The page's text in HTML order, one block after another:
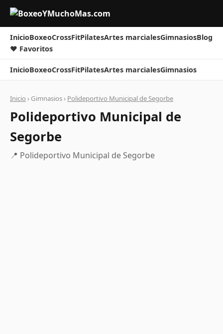
InicioBoxeoCrossFitPilatesArtes marcialesGimnasiosBlog
❤ Favoritos
InicioBoxeoCrossFitPilatesArtes marcialesGimnasios
Inicio › Gimnasios › Polideportivo Municipal de Segorbe
Polideportivo Municipal de
Segorbe
📍 Polideportivo Municipal de Segorbe